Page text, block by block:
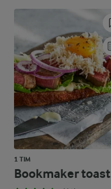
1 TIM
Bookmaker toast